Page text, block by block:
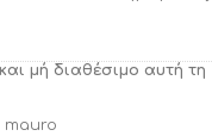
μή διαθέσιμο αυτή τη
mauro